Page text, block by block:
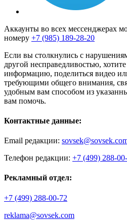
Аккаунты во всех мессенджерах
номеру +7 (985) 189-28-20
Если вы столкнулись с
другой несправедливостью,
информацию, поделиться видео
требующими общего внимания,
удобным вам способом из
вам помочь.
Контактные данные:
Email редакции:
Телефон редакции: +7 (499) 288-
Рекламный отдел:
+7 (499) 288-00-72
reklama@sovsek.com